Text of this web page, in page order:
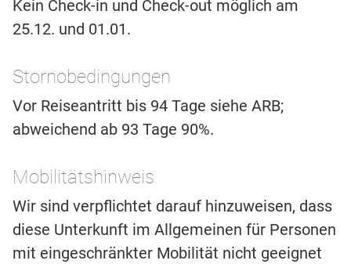
Kein Check-in und Check-out möglich am
25.12. und 01.01.
Stornobedingungen
Vor Reiseantritt bis 94 Tage siehe ARB;
abweichend ab 93 Tage 90%.
Mobilitätshinweis
Wir sind verpflichtet darauf hinzuweisen, dass
diese Unterkunft im Allgemeinen für Personen
mit eingeschränkter Mobilität nicht geeignet